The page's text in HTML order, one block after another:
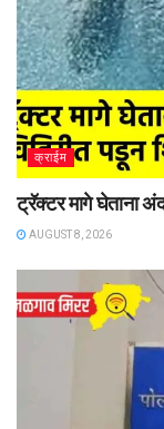
क्राईम
ट्रॅक्टर मागे घेताना
AUGUST 8, 2026